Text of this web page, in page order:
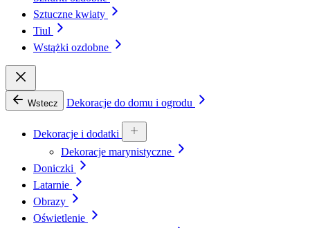
Sztuczne kwiaty
Tiul
Wstążki ozdobne
Wstecz Dekoracje do domu i ogrodu
Dekoracje i dodatki
Dekoracje marynistyczne
Doniczki
Latarnie
Obrazy
Oświetlenie